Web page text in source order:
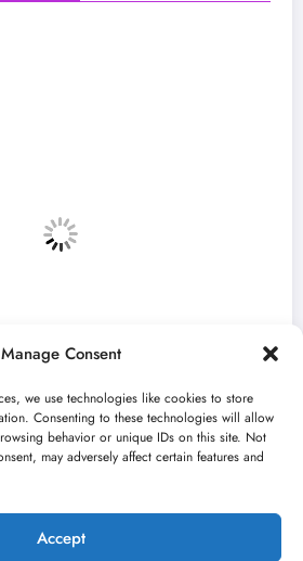
Manage Consent
we use technologies like cookies to store
Consenting to these technologies will allow
behavior or unique IDs on this site. Not
may adversely affect certain features and
Accept
„Najveći mali festival u
jun 23, 2026